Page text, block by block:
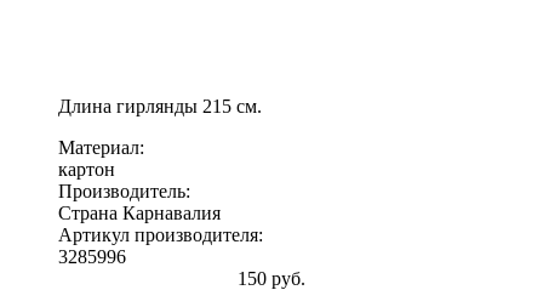
Длина гирлянды 215 см.
Материал:
картон
Производитель:
Страна Карнавалия
Артикул производителя:
3285996
150 руб.